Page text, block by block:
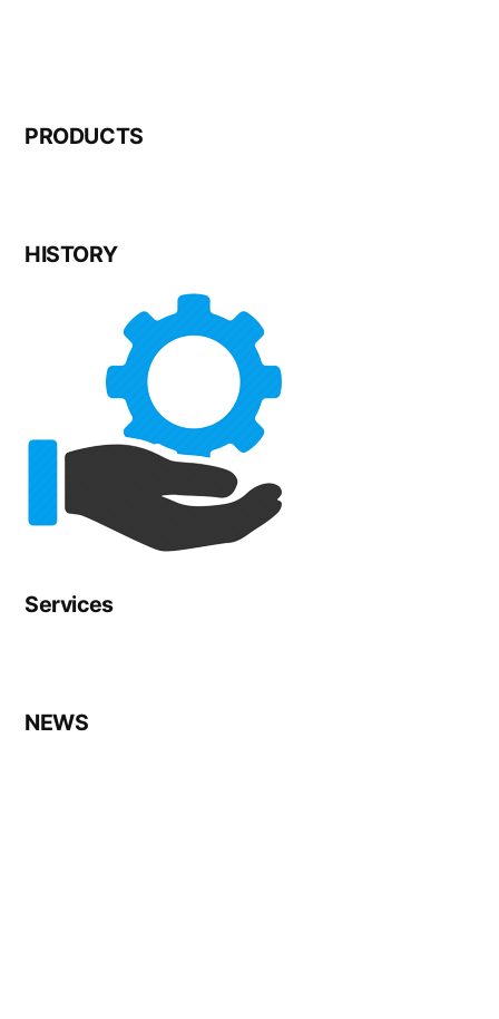
PRODUCTS
HISTORY
Services
NEWS